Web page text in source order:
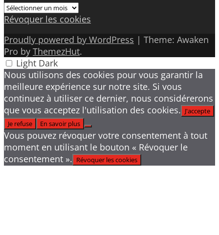
Archives
Révoquer les cookies
Proudly powered by WordPress | Theme: Awaken
Pro by ThemezHut.
Light Dark
Nous utilisons des cookies pour vous garantir la
meilleure expérience sur notre site. Si vous
continuez à utiliser ce dernier, nous considérerons
que vous acceptez l'utilisation des cookies. J'accepte
Je refuse
En savoir plus
Vous pouvez révoquer votre consentement à tout
moment en utilisant le bouton « Révoquer le
consentement ». Révoquer les cookies